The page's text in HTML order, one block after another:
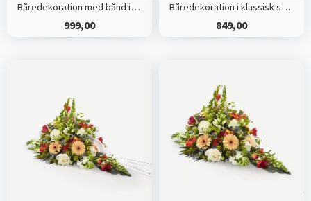
Båredekoration med bånd i klassisk stil - creme
999,00
Båredekoration i klassisk stil - creme
849,00